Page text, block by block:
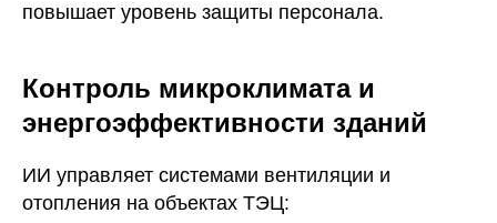
повышает уровень защиты персонала.
Контроль микроклимата и
энергоэффективности зданий
ИИ управляет системами вентиляции и
отопления на объектах ТЭЦ: